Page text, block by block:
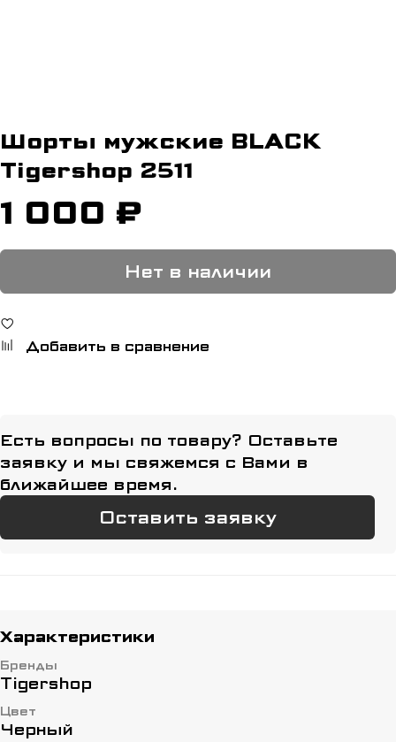
Шорты мужские BLACK
Tigershop 2511
1 000 ₽
Нет в наличии
Добавить в сравнение
Есть вопросы по товару? Оставьте
заявку и мы свяжемся с Вами в
ближайшее время.
Оставить заявку
Характеристики
Бренды
Tigershop
Цвет
Черный